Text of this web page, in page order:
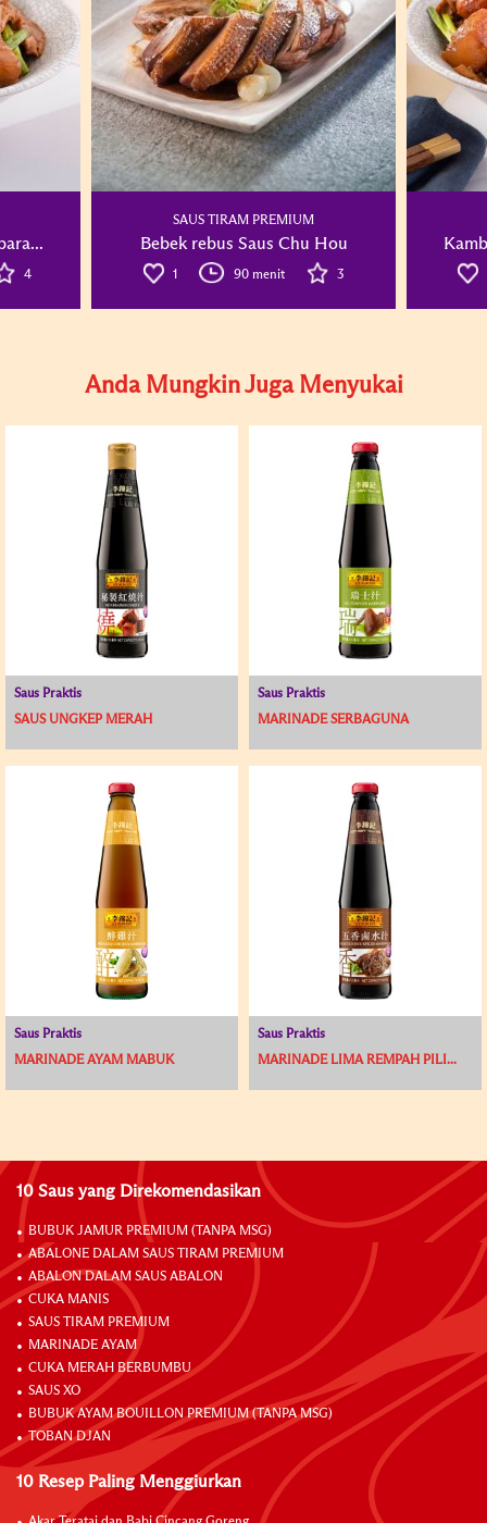
4
SAUS TIRAM PREMIUM
Bebek rebus Saus Chu Hou
1 90 menit 3
Anda Mungkin Juga Menyukai
Saus Praktis
SAUS UNGKEP MERAH
Saus Praktis
MARINADE SERBAGUNA
Saus Praktis
MARINADE AYAM MABUK
Saus Praktis
MARINADE LIMA REMPAH PILI...
10 Saus yang Direkomendasikan
BUBUK JAMUR PREMIUM (TANPA MSG)
ABALONE DALAM SAUS TIRAM PREMIUM
ABALON DALAM SAUS ABALON
CUKA MANIS
SAUS TIRAM PREMIUM
MARINADE AYAM
CUKA MERAH BERBUMBU
SAUS XO
BUBUK AYAM BOUILLON PREMIUM (TANPA MSG)
TOBAN DJAN
10 Resep Paling Menggiurkan